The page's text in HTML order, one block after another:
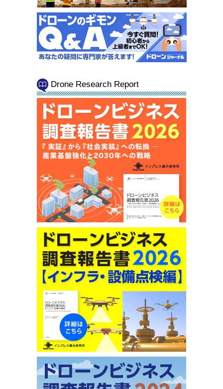
Drone Research Report